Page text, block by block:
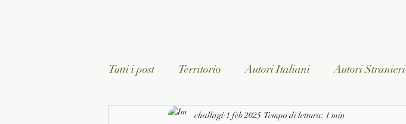
Tutti i post Territorio Autori Italiani Autori Stranieri
Classici lett. italiana Saggistica Ragazzi
challagi 1 feb 2025 Tempo di lettura: 1 min